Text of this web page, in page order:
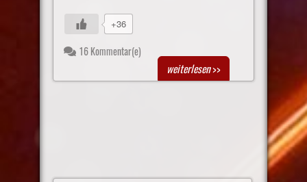
+36
16 Kommentar(e)
weiterlesen>>